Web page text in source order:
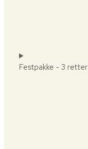
Festpakke - 3 retter